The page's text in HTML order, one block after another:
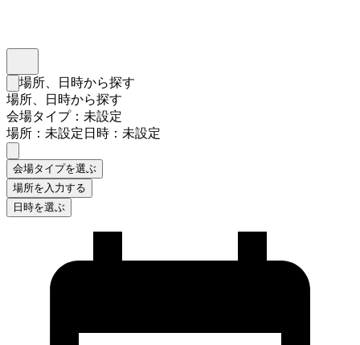
検索フォームを閉じる
場所、日時から探す
場所、日時から探す
会場タイプ：未設定
場所：未設定日時：未設定
会場タイプを選ぶ
場所を入力する
日時を選ぶ